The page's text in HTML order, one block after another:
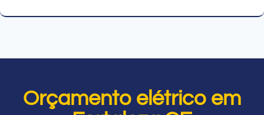
Orçamento elétrico em